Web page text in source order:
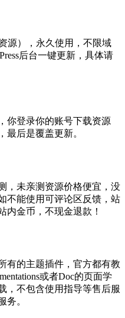
源），永久使用，不限域
后台一键更新，具体请
你登录你的账号下载资源
最后是覆盖更新。
，未亲测资源价格便宜，没
不能使用可评论区反馈，站
内金币，不现金退款！
有的主题插件，官方都有教
或者Doc的页面学
，不包含使用指导等售后服
务。